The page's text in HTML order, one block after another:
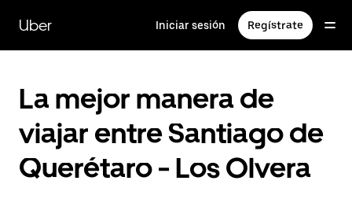
contenido
principal
Uber Iniciar sesión Regístrate
La mejor manera de
viajar entre Santiago de
Querétaro - Los Olvera